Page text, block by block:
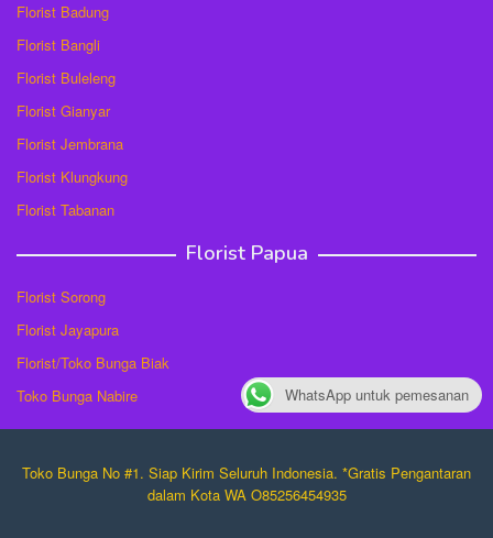
Florist Badung
Florist Bangli
Florist Buleleng
Florist Gianyar
Florist Jembrana
Florist Klungkung
Florist Tabanan
Florist Papua
Florist Sorong
Florist Jayapura
Florist/Toko Bunga Biak
Toko Bunga Nabire
Toko Bunga No #1. Siap Kirim Seluruh Indonesia. *Gratis Pengantaran
dalam Kota WA O85256454935
WhatsApp untuk pemesanan